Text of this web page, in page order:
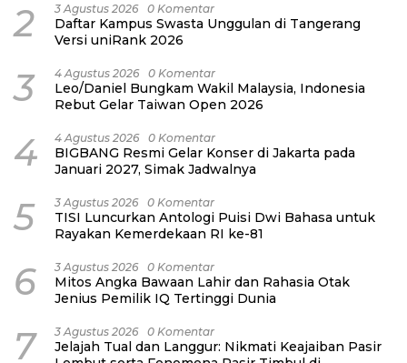
2 3 Agustus 2026 0 Komentar
Daftar Kampus Swasta Unggulan di Tangerang
Versi uniRank 2026
3 4 Agustus 2026 0 Komentar
Leo/Daniel Bungkam Wakil Malaysia, Indonesia
Rebut Gelar Taiwan Open 2026
4 4 Agustus 2026 0 Komentar
BIGBANG Resmi Gelar Konser di Jakarta pada
Januari 2027, Simak Jadwalnya
5 3 Agustus 2026 0 Komentar
TISI Luncurkan Antologi Puisi Dwi Bahasa untuk
Rayakan Kemerdekaan RI ke-81
6 3 Agustus 2026 0 Komentar
Mitos Angka Bawaan Lahir dan Rahasia Otak
Jenius Pemilik IQ Tertinggi Dunia
7 3 Agustus 2026 0 Komentar
Jelajah Tual dan Langgur: Nikmati Keajaiban Pasir